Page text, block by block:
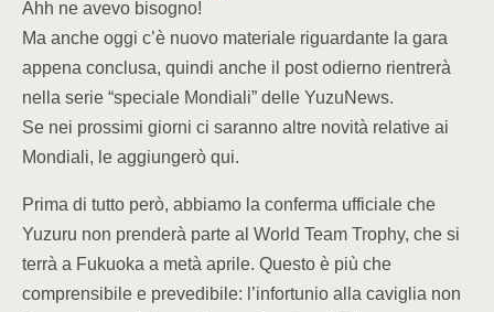
Ahh ne avevo bisogno!
Ma anche oggi c’è nuovo materiale riguardante la gara
appena conclusa, quindi anche il post odierno rientrerà
nella serie “speciale Mondiali” delle YuzuNews.
Se nei prossimi giorni ci saranno altre novità relative ai
Mondiali, le aggiungerò qui.
Prima di tutto però, abbiamo la conferma ufficiale che
Yuzuru non prenderà parte al World Team Trophy, che si
terrà a Fukuoka a metà aprile. Questo è più che
comprensibile e prevedibile: l’infortunio alla caviglia non